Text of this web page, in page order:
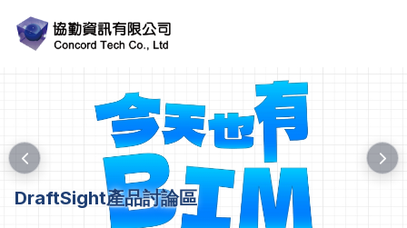
DraftSight產品討論區